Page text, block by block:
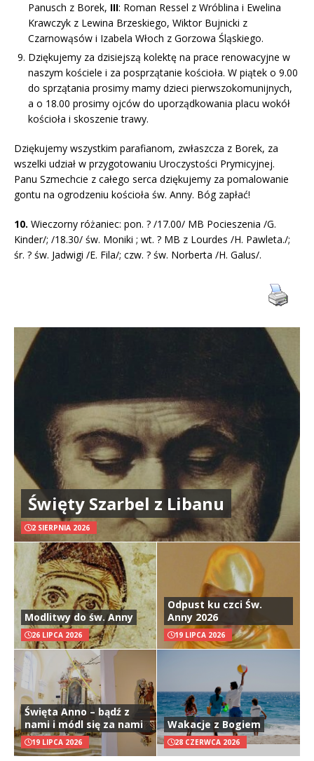
Panusch z Borek, III: Roman Ressel z Wróblina i Ewelina
Krawczyk z Lewina Brzeskiego, Wiktor Bujnicki z
Czarnowąsów i Izabela Włoch z Gorzowa Śląskiego.
Dziękujemy za dzisiejszą kolektę na prace renowacyjne w
naszym kościele i za posprzątanie kościoła. W piątek o 9.00
do sprzątania prosimy mamy dzieci pierwszokomunijnych,
a o 18.00 prosimy ojców do uporządkowania placu wokół
kościoła i skoszenie trawy.
Dziękujemy wszystkim parafianom, zwłaszcza z Borek, za
wszelki udział w przygotowaniu Uroczystości Prymicyjnej.
Panu Szmechcie z całego serca dziękujemy za pomalowanie
gontu na ogrodzeniu kościoła św. Anny. Bóg zapłać!
10. Wieczorny różaniec: pon. ? /17.00/ MB Pocieszenia /G.
Kinder/; /18.30/ św. Moniki ; wt. ? MB z Lourdes /H. Pawleta./;
śr. ? św. Jadwigi /E. Fila/; czw. ? św. Norberta /H. Galus/.
Święty Szarbel z Libanu
2 SIERPNIA 2026
Modlitwy do św. Anny
26 LIPCA 2026
Odpust ku czci Św.
Anny 2026
19 LIPCA 2026
Święta Anno – bądź z
nami i módl się za nami
19 LIPCA 2026
Wakacje z Bogiem
28 CZERWCA 2026